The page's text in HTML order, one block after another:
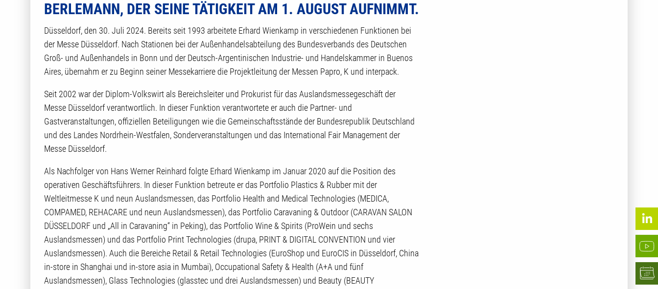
RLEMANN, DER SEINE TÄTIGKEIT AM 1. AUGUST AUFNIMMT.
Düsseldorf, den 30. Juli 2024. Bereits seit 1993 arbeitete Erhard Wienkamp in verschiedenen Funktionen bei
der Messe Düsseldorf. Nach Stationen bei der Außenhandelsabteilung des Bundesverbands des Deutschen
Groß- und Außenhandels in Bonn und der Deutsch-Argentinischen Industrie- und Handelskammer in Buenos
Aires, übernahm er zu Beginn seiner Messekarriere die Projektleitung der Messen Papro, K und interpack.
Seit 2002 war der Diplom-Volkswirt als Bereichsleiter und Prokurist für das Auslandsmessegeschäft der
Messe Düsseldorf verantwortlich. In dieser Funktion verantwortete er auch die Partner- und
Gastveranstaltungen, offiziellen Beteiligungen wie die Gemeinschaftsstände der Bundesrepublik Deutschland
und des Landes Nordrhein-Westfalen, Sonderveranstaltungen und das International Fair Management der
Messe Düsseldorf.
Als Nachfolger von Hans Werner Reinhard folgte Erhard Wienkamp im Januar 2020 auf die Position des
operativen Geschäftsführers. In dieser Funktion betreute er das Portfolio Plastics & Rubber mit der
Weltleitmesse K und neun Auslandsmessen, das Portfolio Health and Medical Technologies (MEDICA,
COMPAMED, REHACARE und neun Auslandsmessen), das Portfolio Caravaning & Outdoor (CARAVAN SALON
DÜSSELDORF und „All in Caravaning“ in Peking), das Portfolio Wine & Spirits (ProWein und sechs
Auslandsmessen) und das Portfolio Print Technologies (drupa, PRINT & DIGITAL CONVENTION und vier
Auslandsmessen). Auch die Bereiche Retail & Retail Technologies (EuroShop und EuroCIS in Düsseldorf, China
in-store in Shanghai und in-store asia in Mumbai), Occupational Safety & Health (A+A und fünf
Auslandsmessen), Glass Technologies (glasstec und drei Auslandsmessen) und Beauty (BEAUTY